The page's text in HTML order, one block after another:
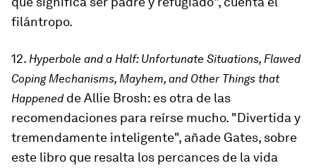
filántropo.
12. Hyperbole and a Half: Unfortunate Situations, Flawed
Coping Mechanisms, Mayhem, and Other Things that
Happenedde Allie Brosh: es otra de las
recomendaciones para reírse mucho. "Divertida y
tremendamente inteligente", añade Gates, sobre
este libro que resalta los percances de la vida